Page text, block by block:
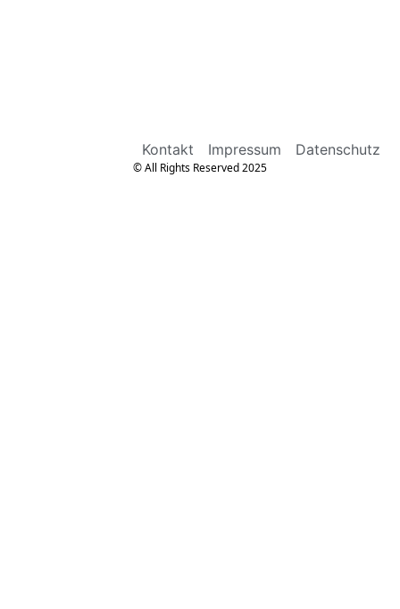
Kontakt Impressum Datenschutz
© All Rights Reserved 2025